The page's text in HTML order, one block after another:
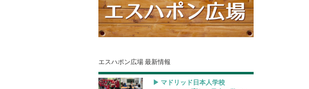
エスハポン広場 最新情報
▶︎ マドリッド日本人学校